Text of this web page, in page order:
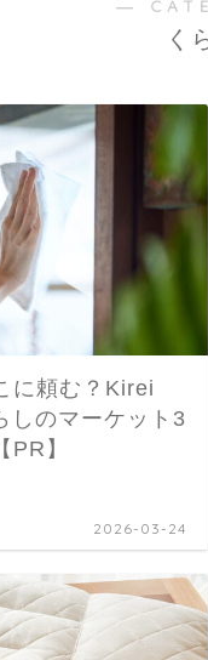
―
く
に頼む？Kirei
しのマーケット3
】
2026-03-24